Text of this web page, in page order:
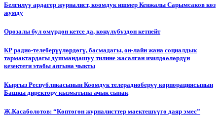
Белгилүү ардагер журналист, коомдук ишмер Кенжалы Сарымсаков көз
жумду
Орозалы бул өмүрдөн кетсе да, көңүлүбүздөн кетпейт
КР радио-телеберүүлөрдөгү, басмадагы, он-лайн жана социалдык
тармактардагы душмандашуу тилине жасалган изилдөөлөрдүн
кезектеги этабы аягына чыкты
Кыргыз Республикасынын Коомдук телерадиоберүү корпорациясынын
Башкы директору кызматына ачык сынак
Ж.Касаболотов: “Көптөгөн журналисттер маектешүүгө даяр эмес”